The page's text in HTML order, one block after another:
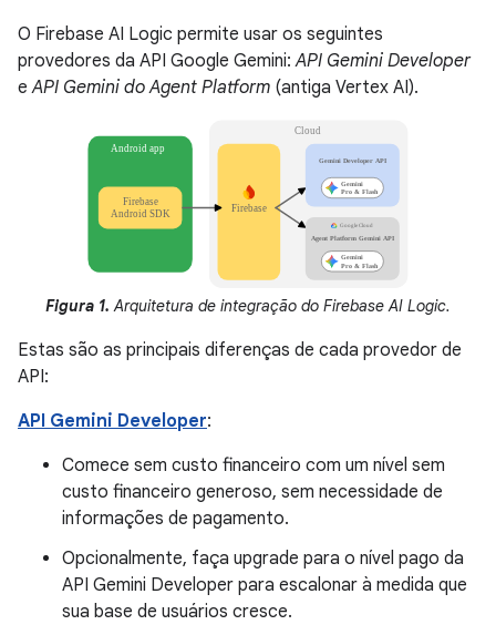
O Firebase AI Logic permite usar os seguintes
provedores da API Google Gemini:API Gemini Developer
eAPI Gemini do Agent Platform (antiga Vertex AI).
Figura 1. Arquitetura de integração do Firebase AI Logic.
Estas são as principais diferenças de cada provedor de
API:
API Gemini Developer:
Comece sem custo financeiro com um nível sem
custo financeiro generoso, sem necessidade de
informações de pagamento.
Opcionalmente, faça upgrade para o nível pago da
API Gemini Developer para escalonar à medida que
sua base de usuários cresce.